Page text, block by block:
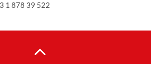
1 878 39 522